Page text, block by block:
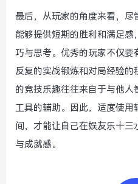
最后，从玩家的角度来看，
能够提供短期的胜利和满足
巧与思考。优秀的玩家不仅
反复的实战锻炼和对局经验
的竞技乐趣往往来自于与他
工具的辅助。因此，适度使
间，才能让自己在娱友乐十
与成就感。